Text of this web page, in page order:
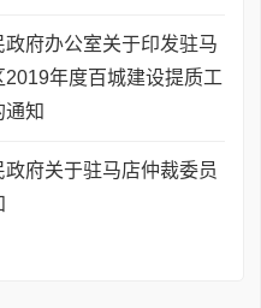
府办公室关于印发驻马
2019年度百城建设提质工
通知
府关于驻马店仲裁委员